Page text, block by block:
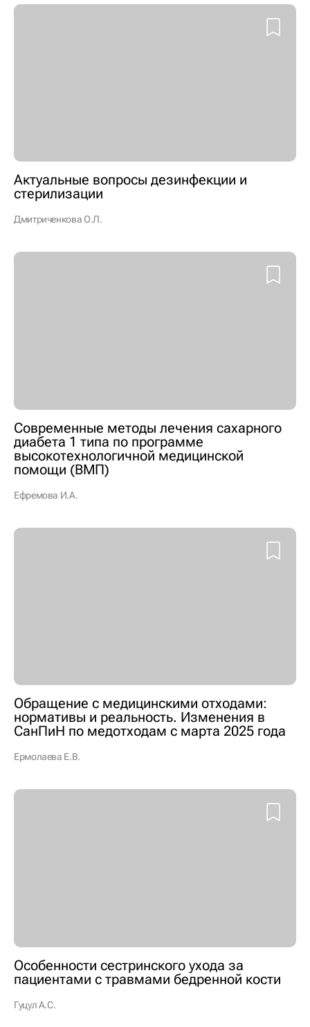
Актуальные вопросы дезинфекции и
стерилизации
Дмитриченкова О.Л.
Современные методы лечения сахарного
диабета 1 типа по программе
высокотехнологичной медицинской
помощи (ВМП)
Ефремова И.А.
Обращение с медицинскими отходами:
нормативы и реальность. Изменения в
СанПиН по медотходам с марта 2025 года
Ермолаева Е.В.
Особенности сестринского ухода за
пациентами с травмами бедренной кости
Гуцул А.С.